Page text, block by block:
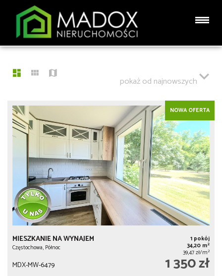
LISTA OFERT
98 OFERT
pokaż od najnowszych
NOWA OFERTA
MIESZKANIE NA WYNAJEM
Częstochowa, Północ
1 pokój
34,20 m2
39,47 zł/m2
MDX-MW-6479 1 350 zł